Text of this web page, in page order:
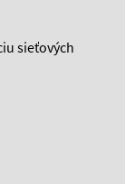
sieťových